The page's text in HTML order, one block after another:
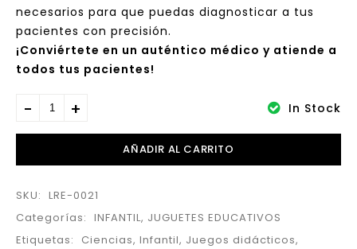
necesarios para que puedas diagnosticar a tus
pacientes con precisión.
¡Conviértete en un auténtico médico y atiende a
todos tus pacientes!
In Stock
AÑADIR AL CARRITO
SKU: LRE-0021
Categorías: INFANTIL, JUGUETES EDUCATIVOS
Etiquetas:
Ciencias, Infantil, Juegos didácticos,